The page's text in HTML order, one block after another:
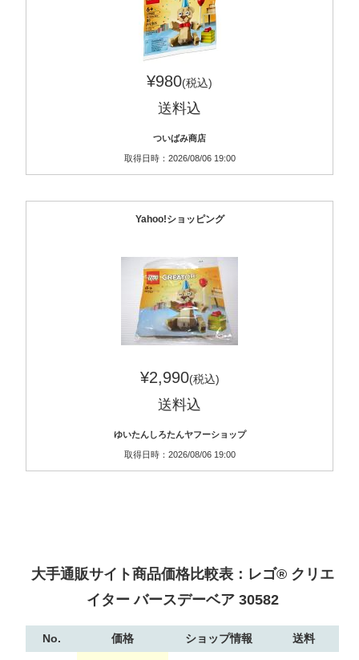
¥980(税込)
送料込
ついばみ商店
取得日時：2026/08/06 19:00
Yahoo!ショッピング
¥2,990(税込)
送料込
ゆいたんしろたんヤフーショップ
取得日時：2026/08/06 19:00
大手通販サイト商品価格比較表：レゴ® クリエ
イター バースデーベア 30582
No. 価格 ショップ情報 送料